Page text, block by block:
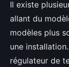
Il existe
allant du
modèles plus
une
régulateur de